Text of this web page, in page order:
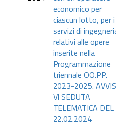
economico per
ciascun lotto, per i
servizi di
relativi alle opere
inserite nella
Programmazione
triennale OO.PP.
2023-2025.
VI SEDUTA
TELEMATICA DEL
22.02.2024